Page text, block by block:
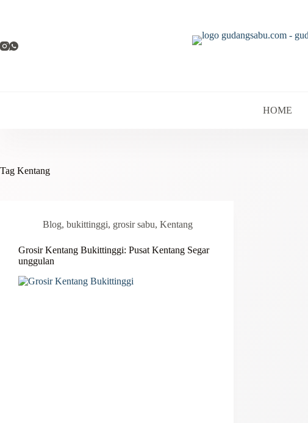
HOME
Tag Kentang
Blog, bukittinggi, grosir sabu, Kentang
Grosir Kentang Bukittinggi: Pusat Kentang Segar
unggulan